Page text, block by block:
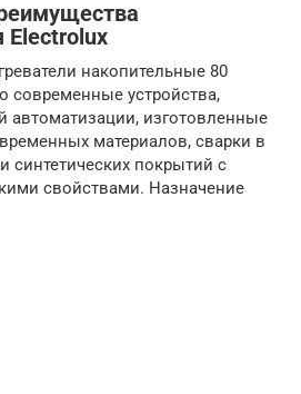
Electrolux
накопительные 80
современные устройства,
автоматизации, изготовленные
материалов, сварки в
синтетических покрытий с
свойствами. Назначение